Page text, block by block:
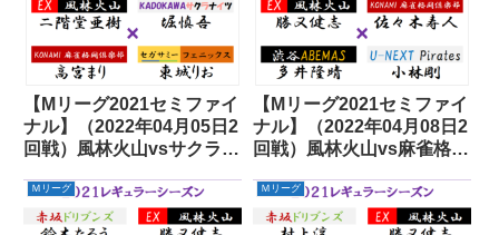
【Mリーグ2021セミファイ
ナル】（2022年04月05日2
回戦）風林火山vsサクラナ
フェニックス
【Mリーグ2021セミファイ
ナル】（2022年04月08日2
回戦）風林火山vs麻雀格闘
レーツ
Ｍリーグ Ｍリーグ